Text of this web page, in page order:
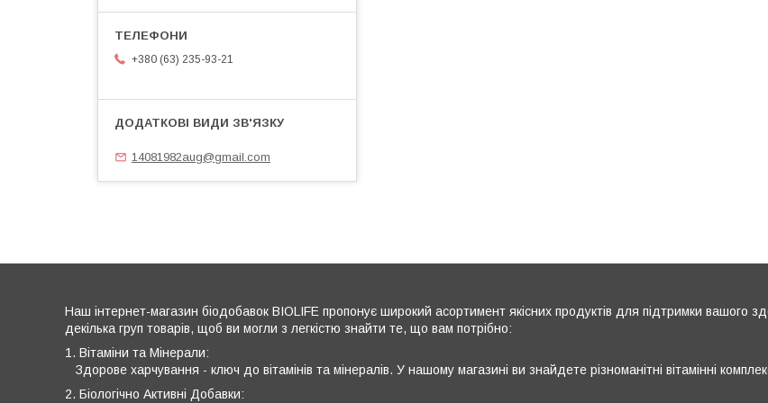
+380 (63) 235-93-21
14081982aug@gmail.com
Наш інтернет-магазин біодобавок BIOLIFE пропонує широкий асортимент якісних продуктів для підтримки вашого
декілька груп товарів, щоб ви могли з легкістю знайти те, що вам потрібно:
1. Вітаміни та Мінерали:
Здорове харчування - ключ до вітамінів та мінералів. У нашому магазині ви знайдете різноманітні вітамінні
2. Біологічно Активні Добавки: